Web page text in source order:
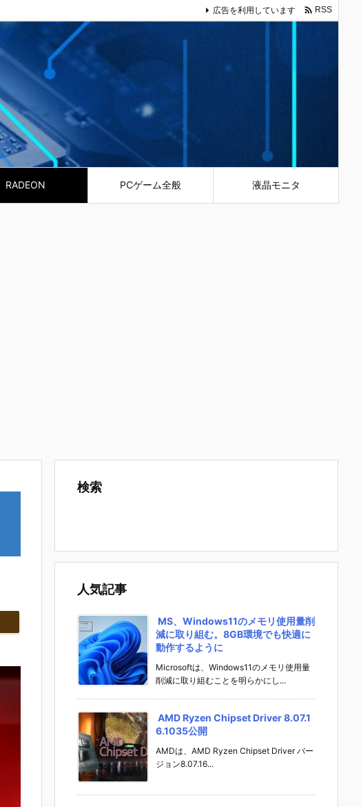
RADEON PCゲーム全般 液晶モニタ
広告を利用しています  RSS
検索
人気記事
MS、Windows11のメモリ使用量削
減に取り組む。8GB環境でも快適に
動作するように
Microsoftは、Windows11のメモリ使用量
削減に取り組むことを明らかにし...
AMD Ryzen Chipset Driver 8.07.1
6.1035公開
AMDは、AMD Ryzen Chipset Driver バー
ジョン8.07.16...